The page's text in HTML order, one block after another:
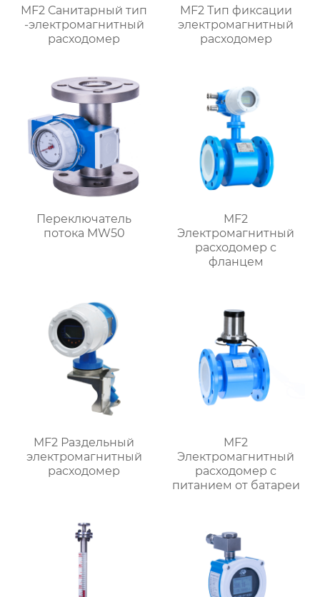
MF2 Санитарный тип
-электромагнитный
расходомер
MF2 Тип фиксации
электромагнитный
расходомер
Переключатель
потока MW50
MF2
Электромагнитный
расходомер с
фланцем
MF2 Раздельный
электромагнитный
расходомер
MF2
Электромагнитный
расходомер с
питанием от батареи